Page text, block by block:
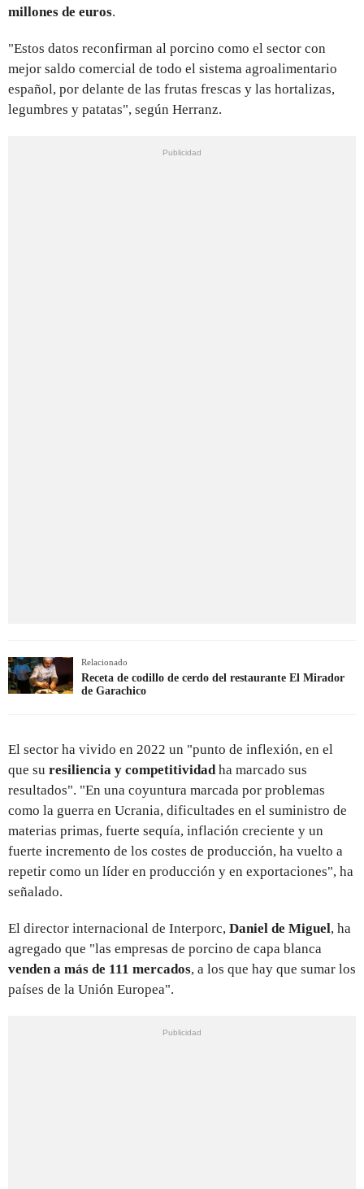
millones de euros.
"Estos datos reconfirman al porcino como el sector con
mejor saldo comercial de todo el sistema agroalimentario
español, por delante de las frutas frescas y las hortalizas,
legumbres y patatas", según Herranz.
Relacionado
Receta de codillo de cerdo del restaurante El Mirador
de Garachico
El sector ha vivido en 2022 un "punto de inflexión, en el
que su resiliencia y competitividadha marcado sus
resultados". "En una coyuntura marcada por problemas
como la guerra en Ucrania, dificultades en el suministro de
materias primas, fuerte sequía, inflación creciente y un
fuerte incremento de los costes de producción, ha vuelto a
repetir como un líder en producción y en exportaciones", ha
señalado.
El director internacional de Interporc, Daniel de Miguel, ha
agregado que "las empresas de porcino de capa blanca
venden a más de 111 mercados, a los que hay que sumar los
países de la Unión Europea".